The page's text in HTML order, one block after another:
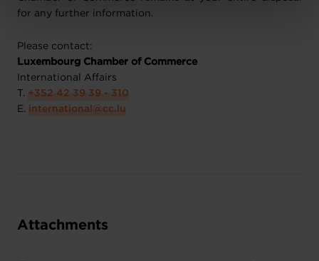
Charte d’usage des cookieset notrePolitique de
protection des données personnelles
for any further information.
Please contact:
Luxembourg Chamber of Commerce
International Affairs
T. +352 42 39 39 - 310
E. international@cc.lu
Attachments